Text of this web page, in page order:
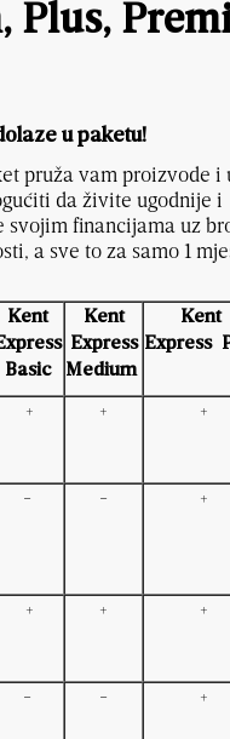
Plus,
u paketu!
pruža vam proizvode i
da živite ugodnije i
svojim financijama uz
a sve to za samo 1
Kent
Basic
Kent
Express
Medium
Kent
Express
+ + +
- - +
+ + +
- - +